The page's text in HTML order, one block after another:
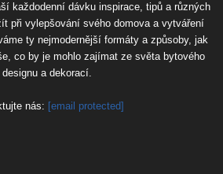
každodenní dávku inspirace, tipů a různých
při vylepšování svého domova a vytváření
ty nejmodernější formáty a způsoby, jak
co by je mohlo zajímat ze světa bytového
designu a dekorací.
nás: [email protected]